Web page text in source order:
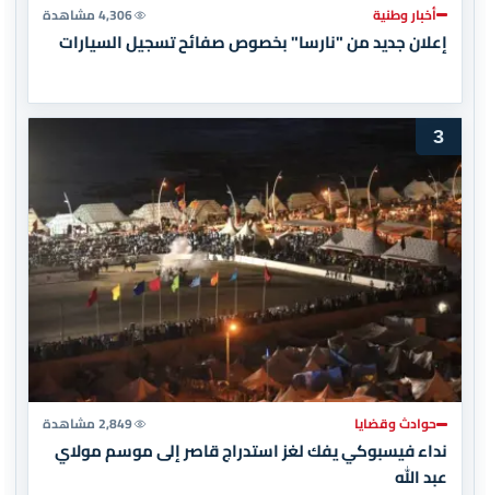
أخبار وطنية 4,306 مشاهدة
إعلان جديد من "نارسا" بخصوص صفائح تسجيل السيارات
3
حوادث وقضايا 2,849 مشاهدة
نداء فيسبوكي يفك لغز استدراج قاصر إلى موسم مولاي
عبد الله